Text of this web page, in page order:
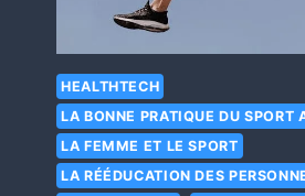
HEALTHTECH
LA BONNE PRATIQUE DU SPORT
LA FEMME ET LE SPORT
LA RÉÉDUCATION DES